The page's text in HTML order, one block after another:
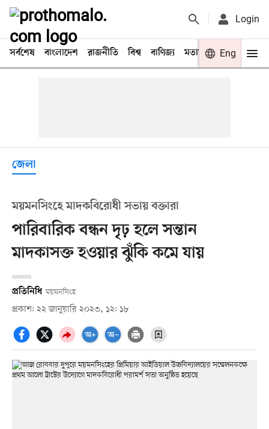
Login
সর্বশেষ বাংলাদেশ রাজনীতি বিশ্ব বাণিজ্য মতামত খেলা
Eng
জেলা
ময়মনসিংহে মাদকবিরোধী সভায় বক্তারা
পারিবারিক বন্ধন দৃঢ় হলে সন্তান
মাদকাসক্ত হওয়ার ঝুঁকি কমে যায়
প্রতিনিধি ময়মনসিংহ
প্রকাশ: ২২ জানুয়ারি ২০২৩, ১২: ১৮